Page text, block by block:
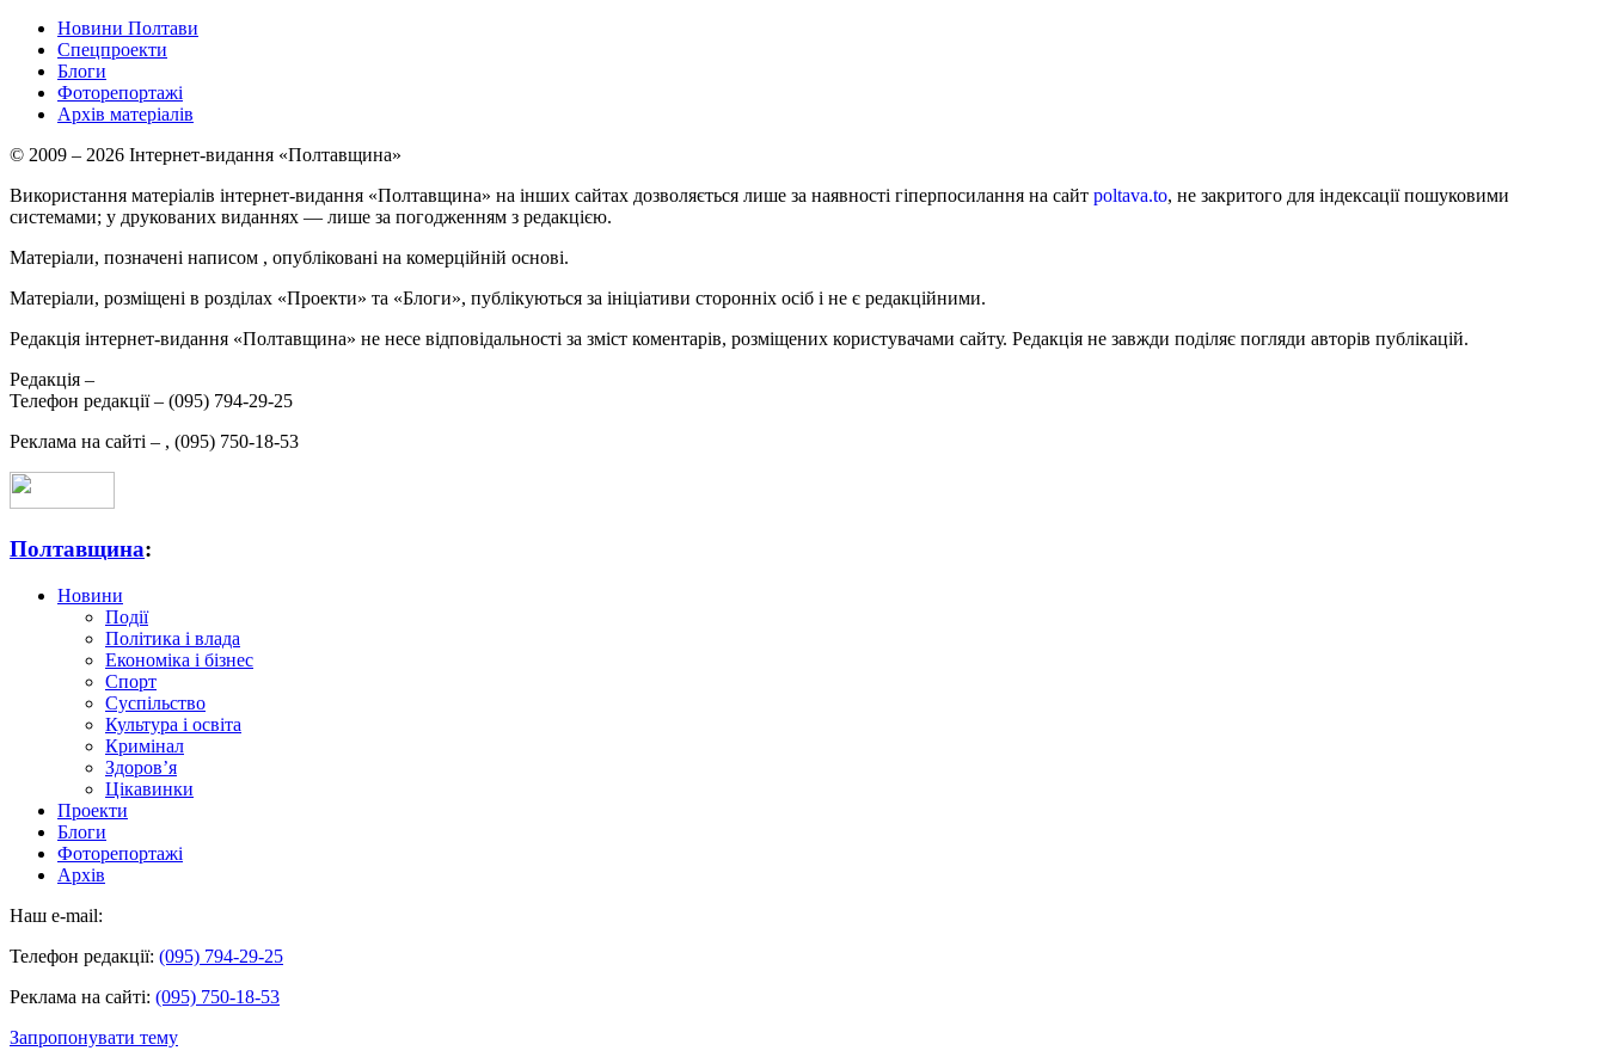
Новини Полтави
Спецпроекти
Блоги
Фоторепортажі
Архів матеріалів
© 2009 – 2026 Інтернет-видання «Полтавщина»
Використання матеріалів інтернет-видання «Полтавщина» на інших сайтах дозволяється лише за наявності гіперпосилання на сайт poltava.to, не закритого для індексації пошуковими
системами; у друкованих виданнях — лише за погодженням з редакцією.
Матеріали, позначені написом , опубліковані на комерційній основі.
Матеріали, розміщені в розділах «Проекти» та «Блоги», публікуються за ініціативи сторонніх осіб і не є редакційними.
Редакція інтернет-видання «Полтавщина» не несе відповідальності за зміст коментарів, розміщених користувачами сайту. Редакція не завжди поділяє погляди авторів публікацій.
Редакція –
Телефон редакції – (095) 794-29-25
Реклама на сайті – , (095) 750-18-53
Полтавщина:
Новини
Події
Політика і влада
Економіка і бізнес
Спорт
Суспільство
Культура і освіта
Кримінал
Здоров’я
Цікавинки
Проекти
Блоги
Фоторепортажі
Архів
Наш e-mail:
Телефон редакції: (095) 794-29-25
Реклама на сайті: (095) 750-18-53
Запропонувати тему